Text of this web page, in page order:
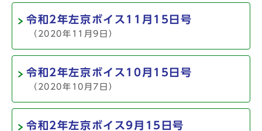
令和2年左京ボイス11月15日号
（2020年11月9日）
令和2年左京ボイス10月15日号
（2020年10月7日）
令和2年左京ボイス9月15日号